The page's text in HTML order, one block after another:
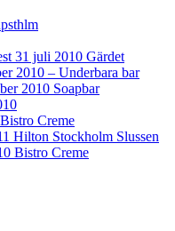
31 juli 2010 Gärdet
2010 – Underbara bar
2010 Soapbar
Creme
Hilton Stockholm Slussen
Bistro Creme